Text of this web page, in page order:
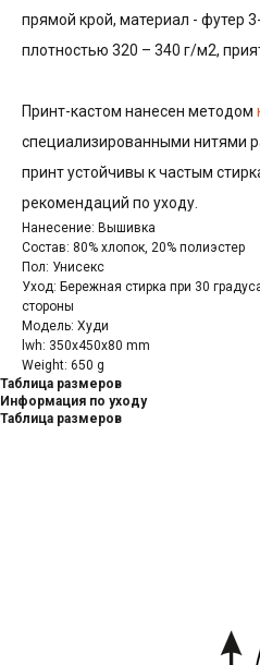
прямой крой, материал - футер
плотностью 320 – 340 г/м2,
Принт-кастом нанесен методом
специализированными нитями
принт устойчивы к частым
рекомендаций по уходу.
Нанесение: Вышивка
Состав: 80% хлопок, 20% полиэстер
Пол: Унисекс
Уход: Бережная стирка при 30
стороны
Модель: Худи
lwh: 350x450x80 mm
Weight: 650 g
Таблица размеров
Информация по уходу
Таблица размеров